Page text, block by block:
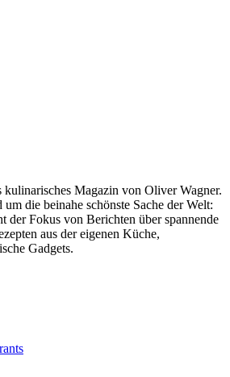
kulinarisches Magazin von Oliver Wagner.
die beinahe schönste Sache der Welt:
der Fokus von Berichten über spannende
aus der eigenen Küche,
Gadgets.